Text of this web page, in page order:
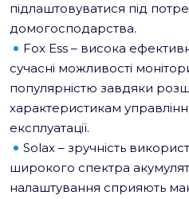
підлаштовуватися під
домогосподарства.
Fox Ess – висока
сучасні можливості
популярністю завдяки
характеристикам
експлуатації.
Solax – зручність
широкого спектра
налаштування сприяють